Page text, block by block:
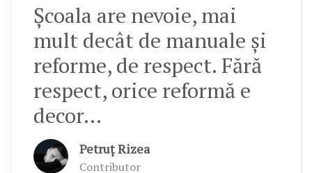
Școala are nevoie, mai
mult decât de manuale și
reforme, de respect. Fără
respect, orice reformă e
decor...
Petruț Rizea
Contributor